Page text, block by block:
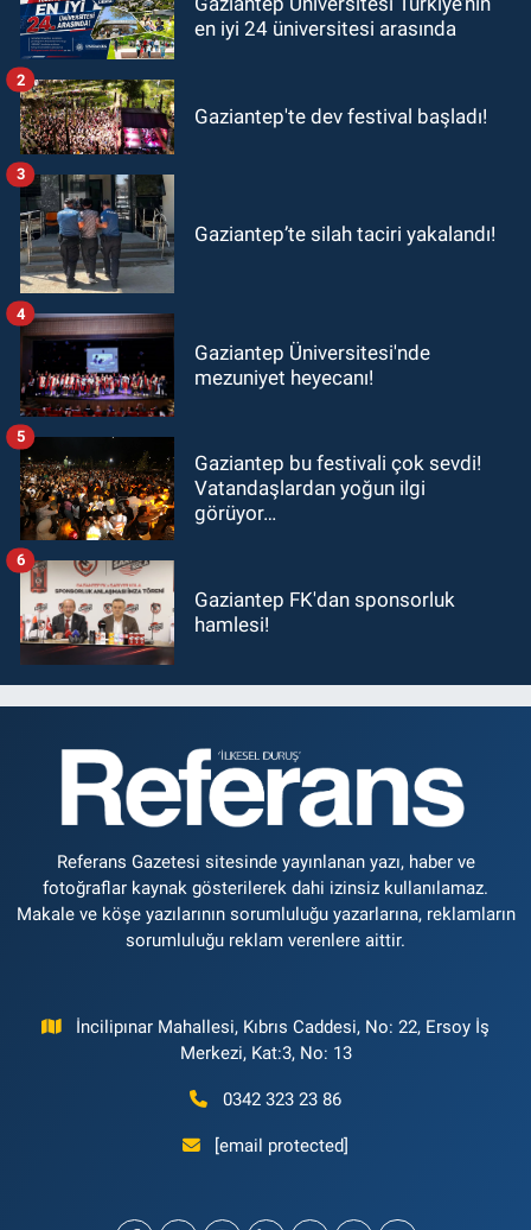
en iyi 24 üniversitesi arasında
Gaziantep'te dev festival başladı!
2
Gaziantep’te silah taciri yakalandı!
3
Gaziantep Üniversitesi'nde
mezuniyet heyecanı!
4
Gaziantep bu festivali çok sevdi!
Vatandaşlardan yoğun ilgi
görüyor…
5
Gaziantep FK'dan sponsorluk
hamlesi!
6
Referans Gazetesi sitesinde yayınlanan yazı, haber ve
fotoğraflar kaynak gösterilerek dahi izinsiz kullanılamaz.
Makale ve köşe yazılarının sorumluluğu yazarlarına, reklamların
sorumluluğu reklam verenlere aittir.
İncilipınar Mahallesi, Kıbrıs Caddesi, No: 22, Ersoy İş
Merkezi, Kat:3, No: 13
0342 323 23 86
[email protected]